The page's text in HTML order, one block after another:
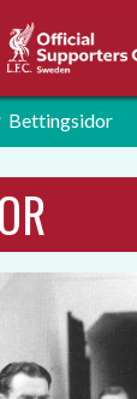
Bettingsidor